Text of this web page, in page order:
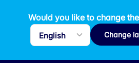
Would you like to change
Change